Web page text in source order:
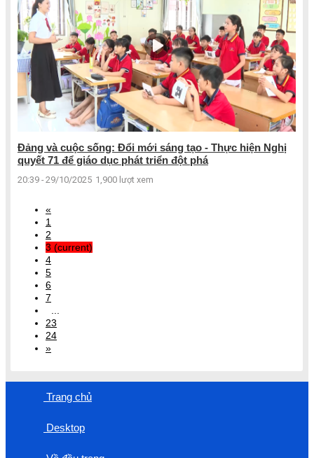
Đảng và cuộc sống: Đổi mới sáng tạo - Thực hiện Nghị
quyết 71 để giáo dục phát triển đột phá
20:39 - 29/10/2025 1,900 lượt xem
«
1
2
3 (current)
4
5
6
7
23
24
»
Trang chủ
Desktop